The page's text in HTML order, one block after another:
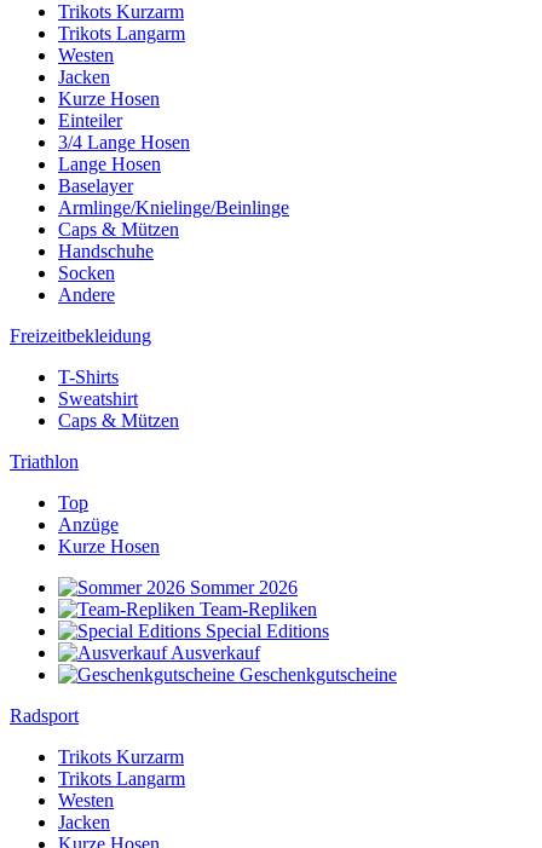
Trikots Kurzarm
Trikots Langarm
Westen
Jacken
Kurze Hosen
Einteiler
3/4 Lange Hosen
Lange Hosen
Baselayer
Armlinge/Knielinge/Beinlinge
Caps & Mützen
Handschuhe
Socken
Andere
Freizeitbekleidung
T-Shirts
Sweatshirt
Caps & Mützen
Triathlon
Top
Anzüge
Kurze Hosen
Sommer 2026
Team-Repliken
Special Editions
Ausverkauf
Geschenkgutscheine
Radsport
Trikots Kurzarm
Trikots Langarm
Westen
Jacken
Kurze Hosen